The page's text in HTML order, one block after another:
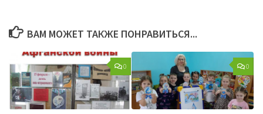
ВАМ МОЖЕТ ТАКЖЕ ПОНРАВИТЬСЯ...
0 0